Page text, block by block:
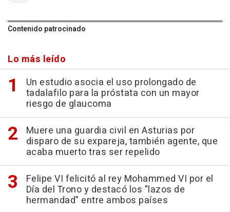
Contenido patrocinado
Lo más leído
Un estudio asocia el uso prolongado de
tadalafilo para la próstata con un mayor
riesgo de glaucoma
Muere una guardia civil en Asturias por
disparo de su expareja, también agente, que
acaba muerto tras ser repelido
Felipe VI felicitó al rey Mohammed VI por el
Día del Trono y destacó los "lazos de
hermandad" entre ambos países